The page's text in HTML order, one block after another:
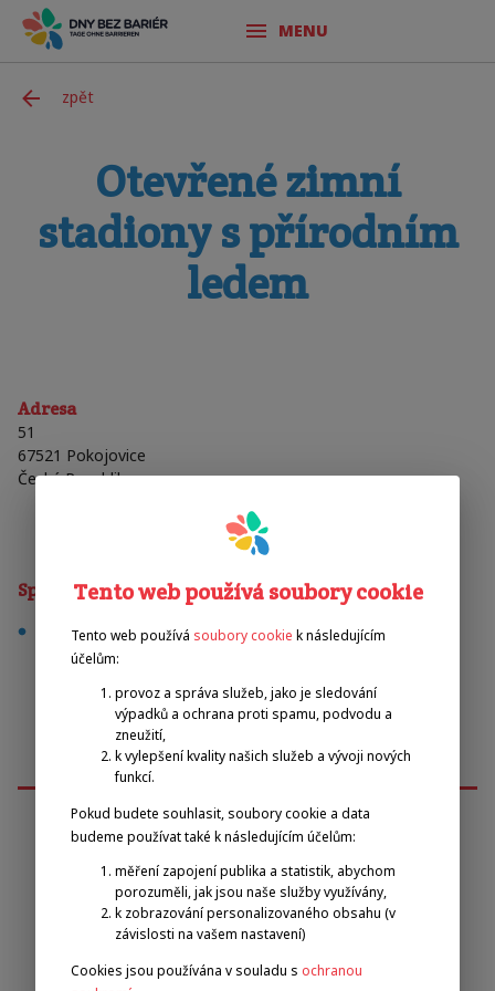
MENU
zpět
Otevřené zimní
stadiony s přírodním
ledem
Adresa
51
67521 Pokojovice
Česká Republika
Sporty
lední hokej
Emilova sportovní, z.s.
Pavel Zbožínek
+420 602 720 518
Tento web používá soubory cookie
Tento web používá soubory cookie k následujícím
účelům:
provoz a správa služeb, jako je sledování
výpadků a ochrana proti spamu, podvodu a
zneužití,
k vylepšení kvality našich služeb a vývoji nových
funkcí.
Pokud budete souhlasit, soubory cookie a data
budeme používat také k následujícím účelům:
měření zapojení publika a statistik, abychom
porozuměli, jak jsou naše služby využívány,
k zobrazování personalizovaného obsahu (v
závislosti na vašem nastavení)
Cookies jsou používána v souladu s ochranou